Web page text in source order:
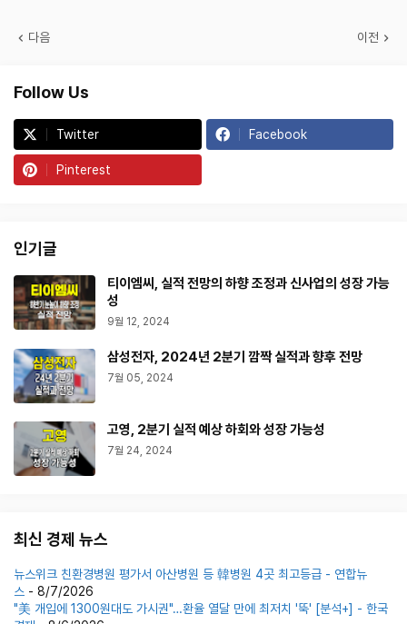
다음 이전
Follow Us
Twitter Facebook
Pinterest
인기글
티이엠씨, 실적 전망의 하향 조정과 신사업의 성장 가능
성
9월 12, 2024
삼성전자, 2024년 2분기 깜짝 실적과 향후 전망
7월 05, 2024
고영, 2분기 실적 예상 하회와 성장 가능성
7월 24, 2024
최신 경제 뉴스
뉴스위크 친환경병원 평가서 아산병원 등 韓병원 4곳 최고등급 - 연합뉴
스 - 8/7/2026
"美 개입에 1300원대도 가시권"…환율 열달 만에 최저치 '뚝' [분석+] - 한국